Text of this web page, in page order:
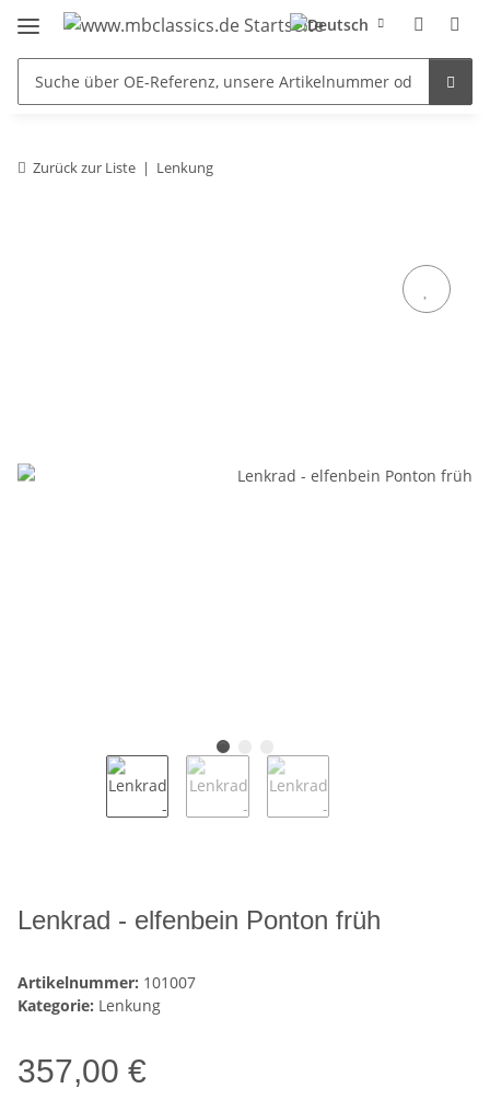
Zurück zur Liste Lenkung
Lenkrad - elfenbein Ponton früh
Artikelnummer: 101007
Kategorie: Lenkung
357,00 €